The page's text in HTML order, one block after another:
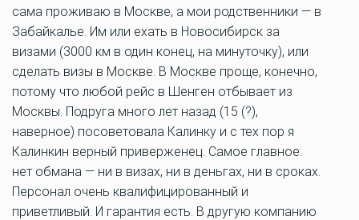
сама проживаю в Москве, а мои родственники — в
Забайкалье. Им или ехать в Новосибирск за
визами (3000 км в один конец, на минуточку), или
сделать визы в Москве. В Москве проще, конечно,
потому что любой рейс в Шенген отбывает из
Москвы. Подруга много лет назад (15 (?),
наверное) посоветовала Калинку и с тех пор я
Калинкин верный приверженец. Самое главное:
нет обмана — ни в визах, ни в деньгах, ни в сроках.
Персонал очень квалифицированный и
приветливый. И гарантия есть. В другую компанию